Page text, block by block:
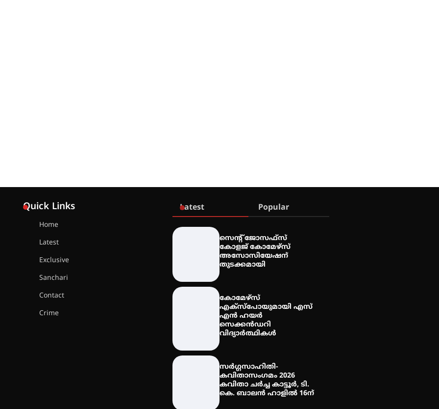
Quick Links
Home
Latest
Exclusive
Sanchari
Contact
Crime
Latest Popular
സെന്റ് ജോസഫ്സ്
കോളജ് കോമേഴ്‌സ്
അസോസിയേഷന്
തുടക്കമായി
കോമേഴ്സ്
എക്സ്പോയുമായി എസ്
എൻ ഹയർ
സെക്കൻഡറി
വിദ്യാർത്ഥികൾ
സർഗ്ഗസാഹിതി-
കവിതാസംഗമം 2026
കവിതാ ചർച്ച കാട്ടൂർ, ടി.
കെ. ബാലൻ ഹാളിൽ 16ന്